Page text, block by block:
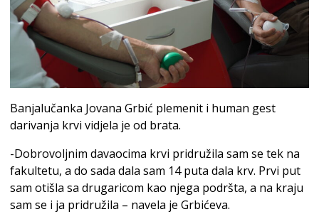
Banjalučanka Jovana Grbić plemenit i human gest
darivanja krvi vidjela je od brata.
-Dobrovoljnim davaocima krvi pridružila sam se tek na
fakultetu, a do sada dala sam 14 puta dala krv. Prvi put
sam otišla sa drugaricom kao njega podršta, a na kraju
sam se i ja pridružila – navela je Grbićeva.